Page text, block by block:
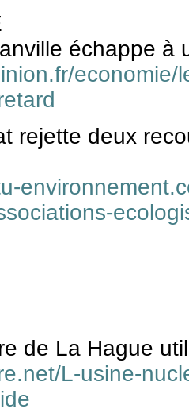
échappe à
rejette deux
de La Hague
L-usine-